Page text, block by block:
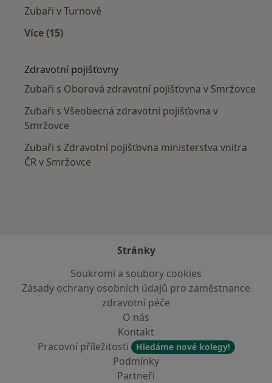
Zubaři v Turnově
Více (15)
Zdravotní pojišťovny
Zubaři s Oborová zdravotní pojišťovna v Smržovce
Zubaři s Všeobecná zdravotní pojišťovna v
Smržovce
Zubaři s Zdravotní pojišťovna ministerstva vnitra
ČR v Smržovce
Stránky
Soukromí a soubory cookies
Zásady ochrany osobních údajů pro zaměstnance
zdravotní péče
O nás
Kontakt
Pracovní příležitosti
Hledáme nové kolegy!
Podmínky
Partneři